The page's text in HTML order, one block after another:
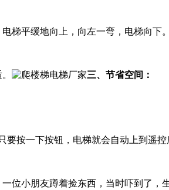
梯平缓地向上，向左一弯，电梯向下。
三、节省空间：
按一下按钮，电梯就会自动上到遥控
位小朋友蹲着捡东西，当时吓到了，